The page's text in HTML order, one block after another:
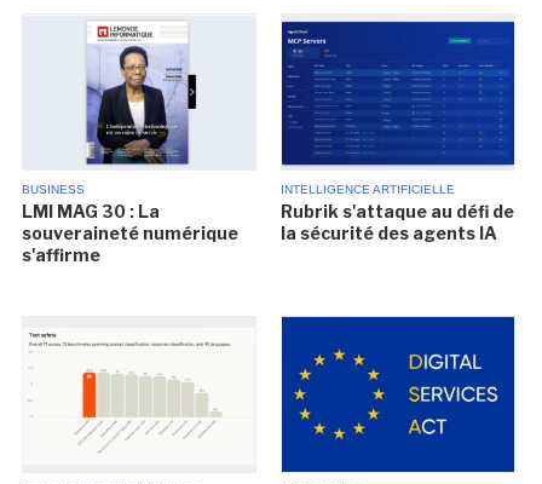
BUSINESS
LMI MAG 30 : La
souveraineté numérique
s'affirme
INTELLIGENCE ARTIFICIELLE
Rubrik s'attaque au défi de
la sécurité des agents IA